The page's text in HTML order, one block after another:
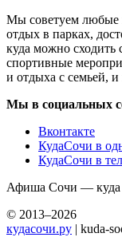
Мы советуем любые
отдых в парках,
куда можно сходить
спортивные
и отдыха с семьей, и
Мы в социальных
Вконтакте
КудаСочи в
КудаСочи в
Афиша Сочи — куда
© 2013–2026
кудасочи.ру | kuda-